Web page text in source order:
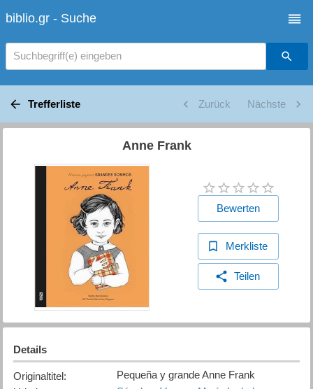
biblio.gr - Suche
Suchbegriff(e) eingeben
Trefferliste Zurück Nächste
Anne Frank
Bewerten
Merkliste
Teilen
Details
Originaltitel:
Pequeña y grande Anne Frank